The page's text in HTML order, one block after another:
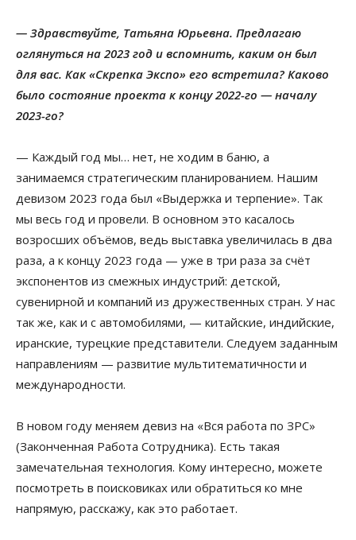
— Здравствуйте, Татьяна Юрьевна. Предлагаю
оглянуться на 2023 год и вспомнить, каким он был
для вас. Как «Скрепка Экспо» его встретила? Каково
было состояние проекта к концу 2022-го — началу
2023-го?
— Каждый год мы… нет, не ходим в баню, а
занимаемся стратегическим планированием. Нашим
девизом 2023 года был «Выдержка и терпение». Так
мы весь год и провели. В основном это касалось
возросших объёмов, ведь выставка увеличилась в два
раза, а к концу 2023 года — уже в три раза за счёт
экспонентов из смежных индустрий: детской,
сувенирной и компаний из дружественных стран. У нас
так же, как и с автомобилями, — китайские, индийские,
иранские, турецкие представители. Следуем заданным
направлениям — развитие мультитематичности и
международности.
В новом году меняем девиз на «Вся работа по ЗРС»
(Законченная Работа Сотрудника). Есть такая
замечательная технология. Кому интересно, можете
посмотреть в поисковиках или обратиться ко мне
напрямую, расскажу, как это работает.